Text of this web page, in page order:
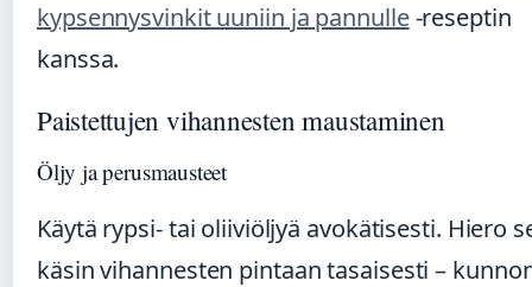
kypsennysvinkit uuniin ja pannulle-reseptin
kanssa.
Paistettujen vihannesten maustaminen
Öljy ja perusmausteet
Käytä rypsi- tai oliiviöljyä avokätisesti. Hiero
käsin vihannesten pintaan tasaisesti –